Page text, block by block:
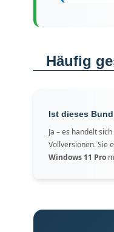
Häufig
Ist dieses
Ja – es handelt
Vollversionen. Sie
Windows 11 Pro